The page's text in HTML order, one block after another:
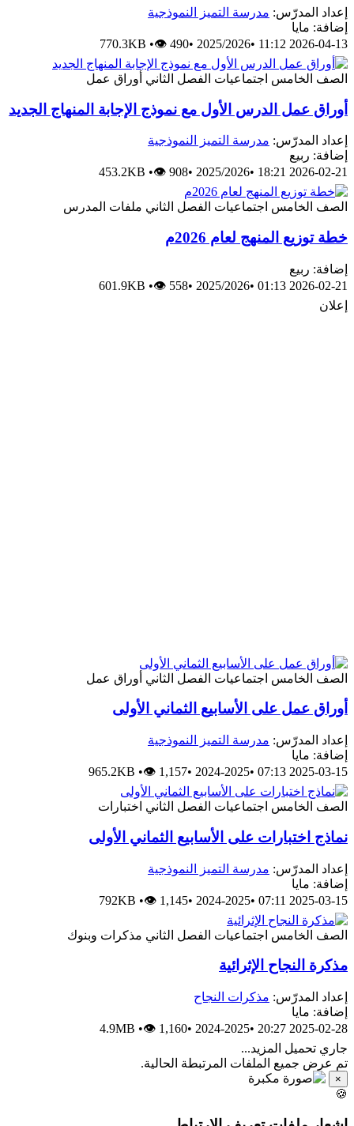
المدرّس: مدرسة التميز النموذجية
مايا
2026-04-13
•
2025/2026
•
770.3KB •👁 490
الخامس اجتماعيات الفصل الثاني أوراق عمل
عمل الدرس الأول مع نموذج الإجابة المنهاج الجديد
المدرّس: مدرسة التميز النموذجية
ربيع
2026-02-21
•
2025/2026
•
453.2KB •👁 908
الخامس اجتماعيات الفصل الثاني ملفات المدرس
توزيع المنهج لعام 2026م
ربيع
2026-02-21
•
2025/2026
•
601.9KB •👁 558
الخامس اجتماعيات الفصل الثاني أوراق عمل
عمل على الأسابيع الثماني الأولى
المدرّس: مدرسة التميز النموذجية
مايا
2025-03-15
•
2024-2025
•
965.2KB •👁 1,157
الخامس اجتماعيات الفصل الثاني اختبارات
اختبارات على الأسابيع الثماني الأولى
المدرّس: مدرسة التميز النموذجية
مايا
2025-03-15
•
2024-2025
•
792KB •👁 1,145
الخامس اجتماعيات الفصل الثاني مذكرات وبنوك
النجاح الإثرائية
المدرّس: مذكرات النجاح
مايا
2025-02-28
•
2024-2025
•
4.9MB •👁 1,160
تحميل المزيد...
عرض جميع الملفات المرتبطة الحالية.